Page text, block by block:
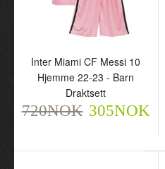
Inter Miami CF Messi 10
Hjemme 22-23 - Barn
Draktsett
720NOK 305NOK